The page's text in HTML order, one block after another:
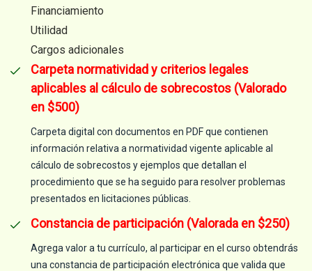
Financiamiento
Utilidad
Cargos adicionales
Carpeta normatividad y criterios legales
aplicables al cálculo de sobrecostos (Valorado
en $500)
Carpeta digital con documentos en PDF que contienen
información relativa a normatividad vigente aplicable al
cálculo de sobrecostos y ejemplos que detallan el
procedimiento que se ha seguido para resolver problemas
presentados en licitaciones públicas.
Constancia de participación (Valorada en $250)
Agrega valor a tu currículo, al participar en el curso obtendrás
una constancia de participación electrónica que valida que